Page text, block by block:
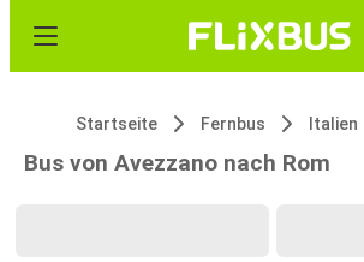
Startseite Fernbus Italien
Bus von Avezzano nach Rom